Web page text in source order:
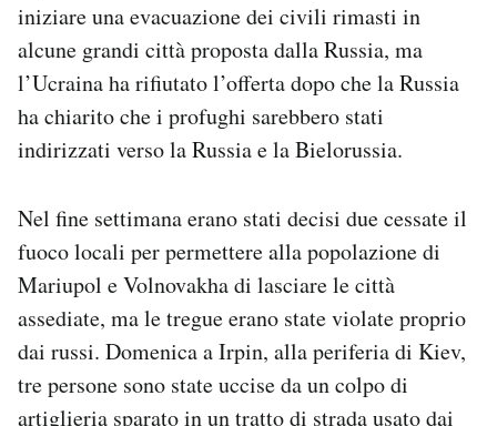
Area Personale
Newsletter
Notifiche mobile
Regala il Post
Hai bisogno di aiuto?
iniziare una evacuazione dei civili rimasti in
alcune grandi città proposta dalla Russia, ma
l’Ucraina ha rifiutato l’offerta dopo che la Russia
ha chiarito che i profughi sarebbero stati
indirizzati verso la Russia e la Bielorussia.
Nel fine settimana erano stati decisi due cessate il
fuoco locali per permettere alla popolazione di
Mariupol e Volnovakha di lasciare le città
assediate, ma le tregue erano state violate proprio
dai russi. Domenica a Irpin, alla periferia di Kiev,
tre persone sono state uccise da un colpo di
artiglieria sparato in un tratto di strada usato dai